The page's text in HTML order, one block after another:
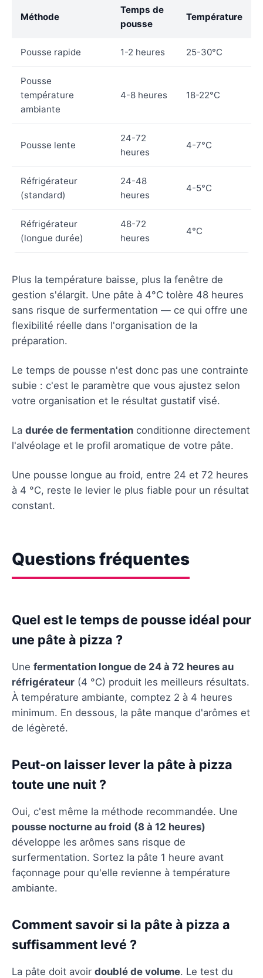
Méthode
Temps de
pousse
Température
Pousse rapide 1-2 heures 25-30°C
Pousse
température
ambiante
4-8 heures 18-22°C
Pousse lente
24-72
heures
4-7°C
Réfrigérateur
(standard)
24-48
heures
4-5°C
Réfrigérateur
(longue durée)
48-72
heures
4°C
Plus la température baisse, plus la fenêtre de
gestion s'élargit. Une pâte à 4°C tolère 48 heures
sans risque de surfermentation — ce qui offre une
flexibilité réelle dans l'organisation de la
préparation.
Le temps de pousse n'est donc pas une contrainte
subie : c'est le paramètre que vous ajustez selon
votre organisation et le résultat gustatif visé.
La durée de fermentation conditionne directement
l'alvéolage et le profil aromatique de votre pâte.
Une pousse longue au froid, entre 24 et 72 heures
à 4 °C, reste le levier le plus fiable pour un résultat
constant.
Questions fréquentes
Quel est le temps de pousse idéal pour
une pâte à pizza ?
Une fermentation longue de 24 à 72 heures au
réfrigérateur (4 °C) produit les meilleurs résultats.
À température ambiante, comptez 2 à 4 heures
minimum. En dessous, la pâte manque d'arômes et
de légèreté.
Peut-on laisser lever la pâte à pizza
toute une nuit ?
Oui, c'est même la méthode recommandée. Une
pousse nocturne au froid (8 à 12 heures)
développe les arômes sans risque de
surfermentation. Sortez la pâte 1 heure avant
façonnage pour qu'elle revienne à température
ambiante.
Comment savoir si la pâte à pizza a
suffisamment levé ?
La pâte doit avoir doublé de volume. Le test du